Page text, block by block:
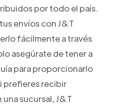
por todo el país.
envíos con J&T
fácilmente a través
asegúrate de tener a
para proporcionarlo
prefieres recibir
sucursal, J&T